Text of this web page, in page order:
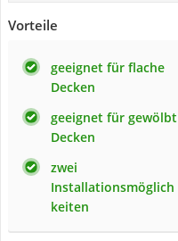
Vorteile
geeignet für flache
Decken
geeignet für gewölbt
Decken
zwei
Installationsmöglich
keiten